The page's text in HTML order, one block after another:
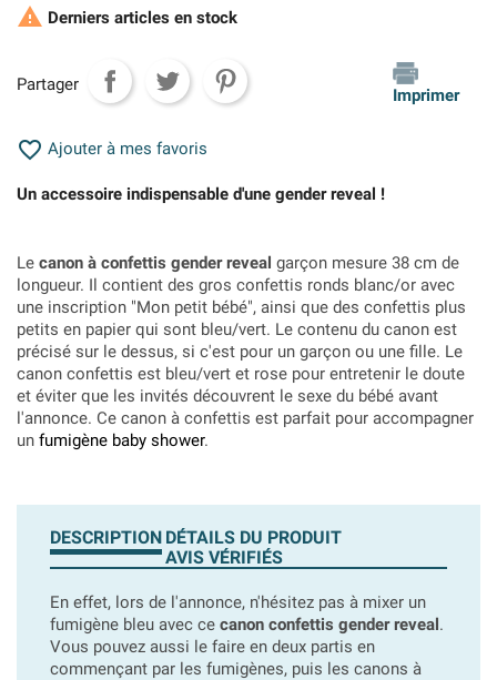
 Derniers articles en stock
Partager
Imprimer
 Ajouter à mes favoris
Un accessoire indispensable d'une gender reveal !
Le canon à confettis gender reveal garçon mesure 38 cm de
longueur. Il contient des gros confettis ronds blanc/or avec
une inscription "Mon petit bébé", ainsi que des confettis plus
petits en papier qui sont bleu/vert. Le contenu du canon est
précisé sur le dessus, si c'est pour un garçon ou une fille. Le
canon confettis est bleu/vert et rose pour entretenir le doute
et éviter que les invités découvrent le sexe du bébé avant
l'annonce. Ce canon à confettis est parfait pour accompagner
un fumigène baby shower.
DESCRIPTION DÉTAILS DU PRODUIT
AVIS VÉRIFIÉS
En effet, lors de l'annonce, n'hésitez pas à mixer un
fumigène bleu avec ce canon confettis gender reveal.
Vous pouvez aussi le faire en deux partis en
commençant par les fumigènes, puis les canons à